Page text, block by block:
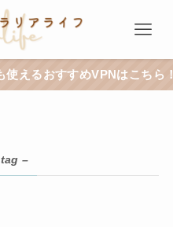
えるおすすめVPNはこちら！
–